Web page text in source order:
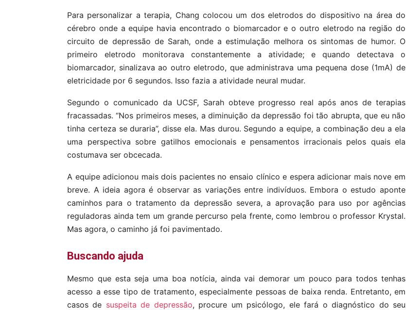
Para personalizar a terapia, Chang colocou um dos eletrodos do dispositivo na área do
cérebro onde a equipe havia encontrado o biomarcador e o outro eletrodo na região do
circuito de depressão de Sarah, onde a estimulação melhora os sintomas de humor. O
primeiro eletrodo monitorava constantemente a atividade; e quando detectava o
biomarcador, sinalizava ao outro eletrodo, que administrava uma pequena dose (1mA) de
eletricidade por 6 segundos. Isso fazia a atividade neural mudar.
Segundo o comunicado da UCSF, Sarah obteve progresso real após anos de terapias
fracassadas. “Nos primeiros meses, a diminuição da depressão foi tão abrupta, que eu não
tinha certeza se duraria”, disse ela. Mas durou. Segundo a equipe, a combinação deu a ela
uma perspectiva sobre gatilhos emocionais e pensamentos irracionais pelos quais ela
costumava ser obcecada.
A equipe adicionou mais dois pacientes no ensaio clínico e espera adicionar mais nove em
breve. A ideia agora é observar as variações entre indivíduos. Embora o estudo aponte
caminhos para o tratamento da depressão severa, a aprovação para uso por agências
reguladoras ainda tem um grande percurso pela frente, como lembrou o professor Krystal.
Mas agora, o caminho já foi pavimentado.
Buscando ajuda
Mesmo que esta seja uma boa notícia, ainda vai demorar um pouco para todos tenhas
acesso a esse tipo de tratamento, especialmente pessoas de baixa renda. Entretanto, em
casos de suspeita de depressão, procure um psicólogo, ele fará o diagnóstico do seu